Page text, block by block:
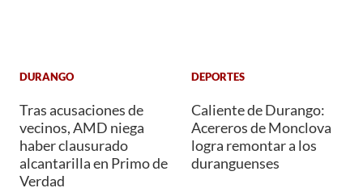
DURANGO
Tras acusaciones de
vecinos, AMD niega
haber clausurado
alcantarilla en Primo de
Verdad
DEPORTES
Caliente de Durango:
Acereros de Monclova
logra remontar a los
duranguenses